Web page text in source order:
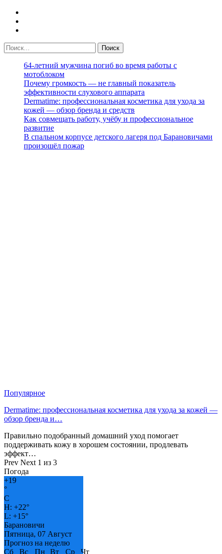
64-летний мужчина погиб во время работы с
мотоблоком
Почему громкость — не главный показатель
эффективности слухового аппарата
Dermatime: профессиональная косметика для ухода за
кожей — обзор бренда и средств
Как совмещать работу, учёбу и профессиональное
развитие
В спальном корпусе детского лагеря под Барановичами
произошёл пожар
Популярное
Dermatime: профессиональная косметика для ухода за кожей —
обзор бренда и…
Правильно подобранный домашний уход помогает
поддерживать кожу в хорошем состоянии, продлевать
эффект…
Prev Next 1 из 3
Погода
+19
°
C
H: +22°
L: +15°
Барановичи
Пятница, 07 Август
Прогноз на неделю
Сб
Вс Пн Вт Ср
Чт